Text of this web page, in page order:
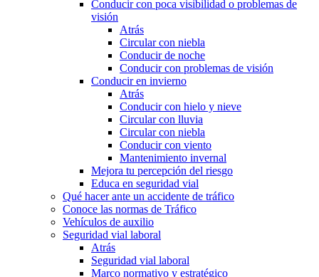
Conducir con poca visibilidad o problemas de
visión
Atrás
Circular con niebla
Conducir de noche
Conducir con problemas de visión
Conducir en invierno
Atrás
Conducir con hielo y nieve
Circular con lluvia
Circular con niebla
Conducir con viento
Mantenimiento invernal
Mejora tu percepción del riesgo
Educa en seguridad vial
Qué hacer ante un accidente de tráfico
Conoce las normas de Tráfico
Vehículos de auxilio
Seguridad vial laboral
Atrás
Seguridad vial laboral
Marco normativo y estratégico